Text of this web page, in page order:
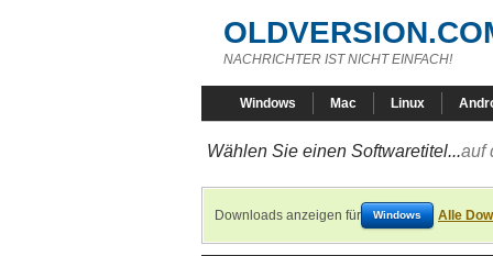
NACHRICHTER IST NICHT EINFACH!
Windows Mac Linux
Wählen Sie einen Softwaretitel...auf
Downloads anzeigen für Windows Alle